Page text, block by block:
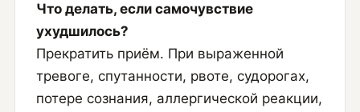
Что делать, если самочувствие
ухудшилось?
Прекратить приём. При выраженной
тревоге, спутанности, рвоте, судорогах,
потере сознания, аллергической реакции,